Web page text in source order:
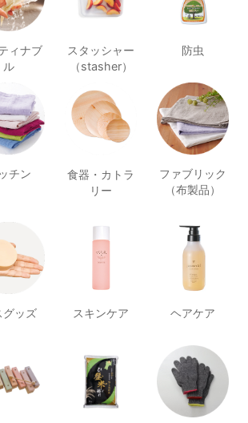
ィナブ
ル
スタッシャー
（stasher）
防虫
チン
食器・カトラ
リー
ファブリック
（布製品）
グッズ スキンケア ヘアケア